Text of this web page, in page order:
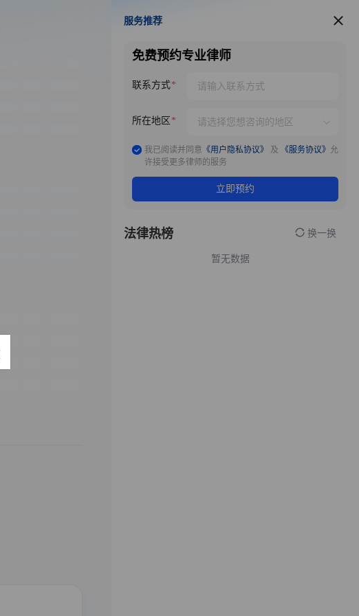
服务推荐
服务推荐
免费预约专业律师
联系方式
所在地区
我已阅读并同意 《用户隐私协议》 及 《服务协议》 允
许接受更多律师的服务
立即预约
法律热榜 换一换
暂无数据